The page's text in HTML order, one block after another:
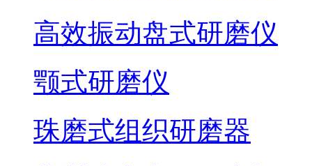
高效振动盘式研磨仪
颚式研磨仪
珠磨式组织研磨器